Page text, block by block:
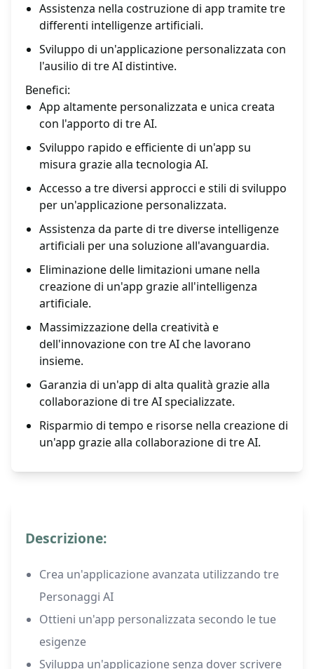
Assistenza nella costruzione di app tramite tre
differenti intelligenze artificiali.
Sviluppo di un'applicazione personalizzata con
l'ausilio di tre AI distintive.
Benefici:
App altamente personalizzata e unica creata
con l'apporto di tre AI.
Sviluppo rapido e efficiente di un'app su
misura grazie alla tecnologia AI.
Accesso a tre diversi approcci e stili di sviluppo
per un'applicazione personalizzata.
Assistenza da parte di tre diverse intelligenze
artificiali per una soluzione all'avanguardia.
Eliminazione delle limitazioni umane nella
creazione di un'app grazie all'intelligenza
artificiale.
Massimizzazione della creatività e
dell'innovazione con tre AI che lavorano
insieme.
Garanzia di un'app di alta qualità grazie alla
collaborazione di tre AI specializzate.
Risparmio di tempo e risorse nella creazione di
un'app grazie alla collaborazione di tre AI.
Descrizione:
Crea un'applicazione avanzata utilizzando tre
Personaggi AI
Ottieni un'app personalizzata secondo le tue
esigenze
Sviluppa un'applicazione senza dover scrivere